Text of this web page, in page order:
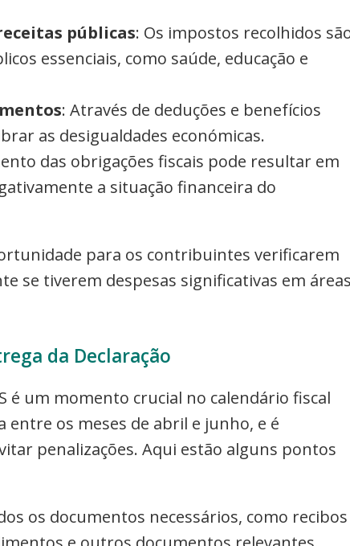
públicas: Os impostos recolhidos
essenciais, como saúde, educação e
: Através de deduções e benefícios
as desigualdades económicas.
das obrigações fiscais pode resultar em
a situação financeira do
para os contribuintes verificarem
se tiverem despesas significativas em
da Declaração
é um momento crucial no calendário fiscal
os meses de abril e junho, e é
penalizações. Aqui estão alguns pontos
os documentos necessários, como recibos